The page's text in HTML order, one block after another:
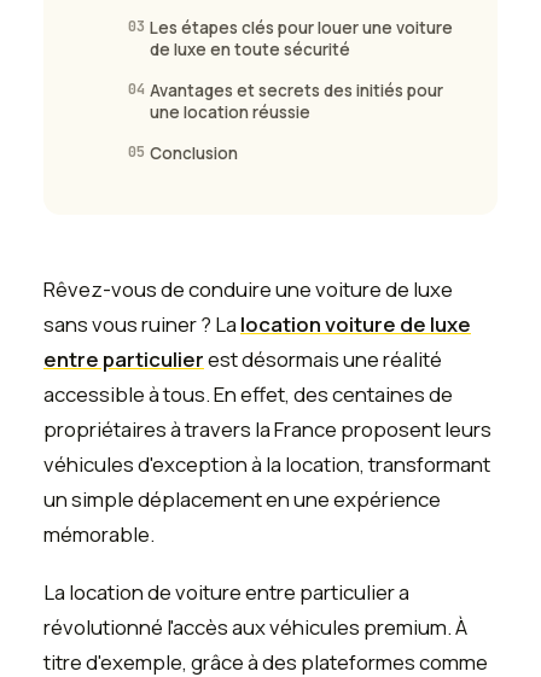
03 Les étapes clés pour louer une voiture
de luxe en toute sécurité
04 Avantages et secrets des initiés pour
une location réussie
05 Conclusion
Rêvez-vous de conduire une voiture de luxe
sans vous ruiner ? La location voiture de luxe
entre particulierest désormais une réalité
accessible à tous. En effet, des centaines de
propriétaires à travers la France proposent leurs
véhicules d'exception à la location, transformant
un simple déplacement en une expérience
mémorable.
La location de voiture entre particulier a
révolutionné l'accès aux véhicules premium. À
titre d'exemple, grâce à des plateformes comme